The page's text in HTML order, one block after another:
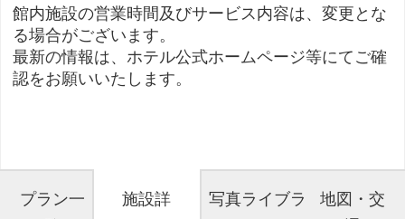
館内施設の営業時間及びサービス内容は、変更とな
る場合がございます。
最新の情報は、ホテル公式ホームページ等にてご確
認をお願いいたします。
プラン一
施設詳
写真ライブラ
地図・交